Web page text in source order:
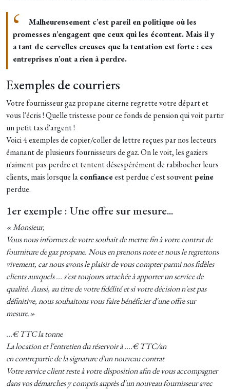
Malheureusement c’est pareil en politique où les
promesses n’engagent que ceux qui les écoutent. Mais il y
a tant de cervelles creuses que la tentation est forte : ces
entreprises n’ont a rien à perdre.
Exemples de courriers
Votre fournisseur gaz propane citerne regrette votre départ et
vous l'écris ! Quelle tristesse pour ce fonds de pension qui voit partir
un petit tas d'argent !
Voici 4 exemples de copier/coller de lettre reçues par nos lecteurs
émanant de plusieurs fournisseurs de gaz. On le voit, les gaziers
n'aiment pas perdre et tentent désespérément de rabibocher leurs
clients, mais lorsque laconfianceest perdue c'est souventpeine
perdue.
1er exemple : Une offre sur mesure...
« Monsieur,
Vous nous informez de votre souhait de mettre fin à votre contrat de
fourniture de gaz propane. Nous en prenons note et nous le regrettons
vivement, car nous avons le plaisir de vous compter parmi nos fidèles
clients auxquels ... s'est toujours attachée à apporter un service de
qualité. Aussi, au titre de votre fidélité et si votre décision n'est pas
définitive, nous souhaitons vous faire bénéficier d'une offre sur
mesure.»
...€ TTC la tonne
La location et l'entretien du réservoir à ....€ TTC/an
en contrepartie de la signature d'un nouveau contrat
Votre service client reste à votre disposition afin de vous accompagner
dans vos démarches y compris auprès d'un nouveau fournisseur avec